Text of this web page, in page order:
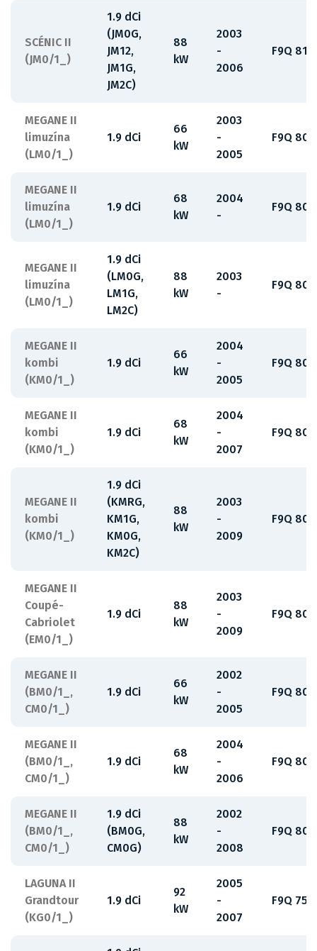
SCÉNIC II
(JM0/1_)
1.9 dCi
(JM0G,
JM12,
JM1G,
JM2C)
88
kW
2003
-
2006
F9Q 812
MEGANE II
limuzína
(LM0/1_)
1.9 dCi
66
kW
2003
-
2005
F9Q 808
MEGANE II
limuzína
(LM0/1_)
1.9 dCi
68
kW
2004
-
F9Q 808
MEGANE II
limuzína
(LM0/1_)
1.9 dCi
(LM0G,
LM1G,
LM2C)
88
kW
2003
-
F9Q 800
MEGANE II
kombi
(KM0/1_)
1.9 dCi
66
kW
2004
-
2005
F9Q 808
MEGANE II
kombi
(KM0/1_)
1.9 dCi
68
kW
2004
-
2007
F9Q 808
MEGANE II
kombi
(KM0/1_)
1.9 dCi
(KMRG,
KM1G,
KM0G,
KM2C)
88
kW
2003
-
2009
F9Q 800
MEGANE II
Coupé-
Cabriolet
(EM0/1_)
1.9 dCi
88
kW
2003
-
2009
F9Q 800
MEGANE II
(BM0/1_,
CM0/1_)
1.9 dCi
66
kW
2002
-
2005
F9Q 808
MEGANE II
(BM0/1_,
CM0/1_)
1.9 dCi
68
kW
2004
-
2006
F9Q 808
MEGANE II
(BM0/1_,
CM0/1_)
1.9 dCi
(BM0G,
CM0G)
88
kW
2002
-
2008
F9Q 800
LAGUNA II
Grandtour
(KG0/1_)
1.9 dCi
92
kW
2005
-
2007
F9Q 750